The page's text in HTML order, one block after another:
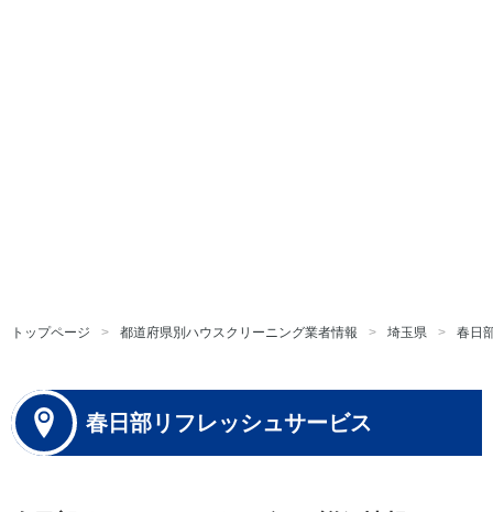
トップページ 都道府県別ハウスクリーニング業者情報 埼玉県 春日
春日部リフレッシュサービス